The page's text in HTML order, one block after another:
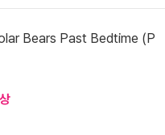
Bears Past Bedtime (P